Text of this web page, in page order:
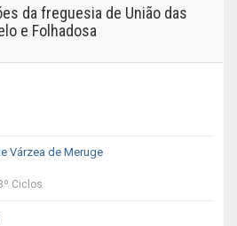
da freguesia de União das
e Folhadosa
Várzea de Meruge
Ciclos